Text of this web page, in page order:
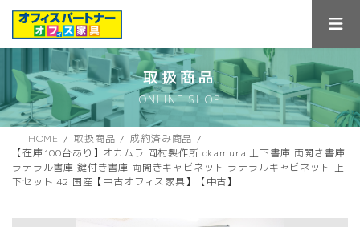
ス
キ
ン
に
取扱商品
ONLINE SHOP
HOME 取扱商品
成約済み商品
【在庫100台あり】オカムラ 岡村製作所 okamura 上下書庫 両開き書庫
ラテラル書庫 鍵付き書庫 両開きキャビネット ラテラルキャビネット 上
下セット 42 国産【中古オフィス家具】【中古】